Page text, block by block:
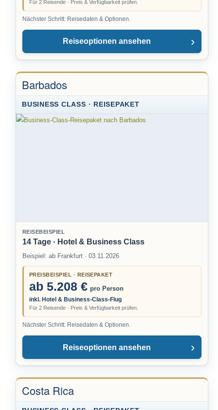
Für 2 Reisende · Preis & Verfügbarkeit prüfen.
Nächster Schritt: Reisedaten & Optionen.
Reiseoptionen ansehen
Barbados
BUSINESS CLASS · REISEPAKET
REISEBEISPIEL
14 Tage · Hotel & Business Class
Beispiel: ab Frankfurt · 03.11.2026
PREISBEISPIEL · REISEPAKET
ab 5.208 € pro Person
inkl. Hotel & Business-Class-Flug
Für 2 Reisende · Preis & Verfügbarkeit prüfen.
Nächster Schritt: Reisedaten & Optionen.
Reiseoptionen ansehen
Costa Rica